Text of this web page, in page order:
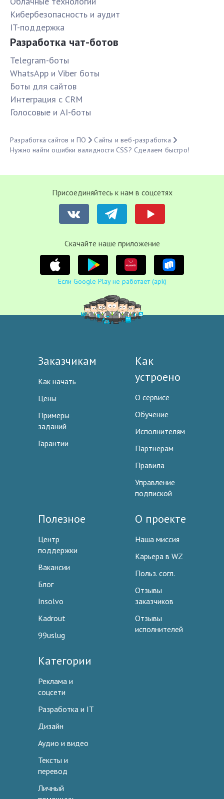
Кибербезопасность и аудит
IT-поддержка
Разработка чат-ботов
Telegram-боты
WhatsApp и Viber боты
Боты для сайтов
Интеграция с CRM
Голосовые и AI-боты
Разработка сайтов и ПО
Сайты и веб-разработка
Нужно найти ошибки валидности CSS? Сделаем быстро!
Присоединяйтесь к нам в соцсетях
Cкачайте наше приложение
Если Google Play не работает (apk)
Заказчикам
Как начать
Цены
Примеры
заданий
Гарантии
Как
устроено
О сервисе
Обучение
Исполнителям
Партнерам
Правила
Управление
подпиской
Полезное
Центр
поддержки
Вакансии
Блог
Insolvo
Kadrout
99uslug
О проекте
Наша миссия
Карьера в WZ
Польз. согл.
Отзывы
заказчиков
Отзывы
исполнителей
Категории
Реклама и
соцсети
Разработка и IT
Дизайн
Аудио и видео
Тексты и
перевод
Личный